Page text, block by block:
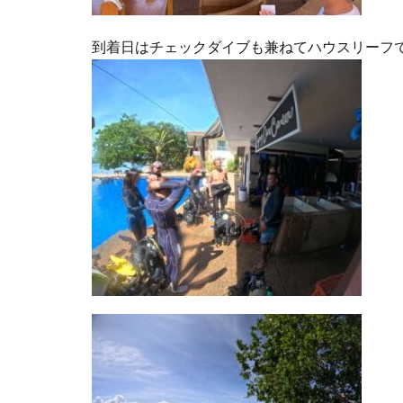
到着日はチェックダイブも兼ねてハウスリーフ